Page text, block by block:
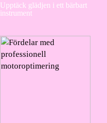
Upptäck glädjen i ett bärbart
instrument